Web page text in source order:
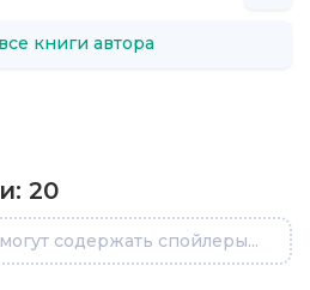
книги автора
20
содержать спойлеры...